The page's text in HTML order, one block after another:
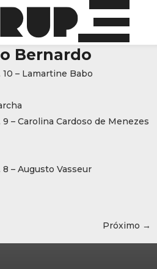
Bernardo
– Lamartine Babo
– Carolina Cardoso de Menezes
– Augusto Vasseur
Próximo →